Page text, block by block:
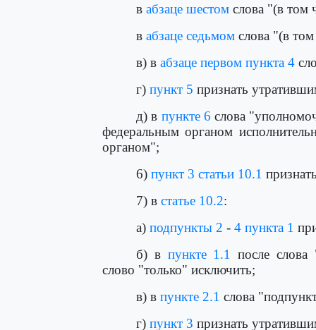
в абзаце шестом слова "(в том
в абзаце седьмом слова "(в
в) в абзаце первом пункта 4
г) пункт 5 признать
д) в пункте 6 слова
федеральным органом
органом";
6) пункт 3 статьи 10.1
7) в статье 10.2:
а) подпункты 2 - 4 пункта 1
б) в пункте 1.1
после
слово "только" исключить;
в) в пункте 2.1 слова
г) пункт 3 признать